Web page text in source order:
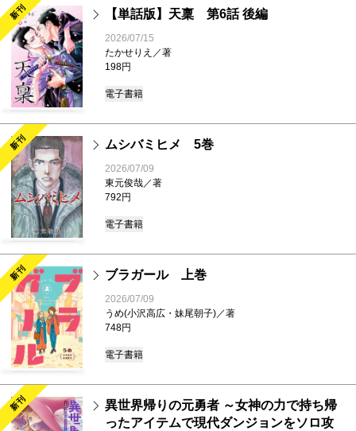
新刊 【単話版】天稟 第6話 後編
2026/07/15
たかせりえ／著
198円
電子書籍
新刊 ムシバミヒメ 5巻
2026/07/09
東元俊哉／著
792円
電子書籍
新刊 ブラガール 上巻
2026/07/09
うめ(小沢高広・妹尾朝子)／著
748円
電子書籍
新刊
異世界帰りの元勇者 ～女神の力で持ち帰
ったアイテムで現代ダンジョンをソロ攻